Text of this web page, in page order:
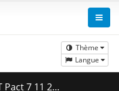
Thème
Langue
HD.mp4 ( 4.52 GB )